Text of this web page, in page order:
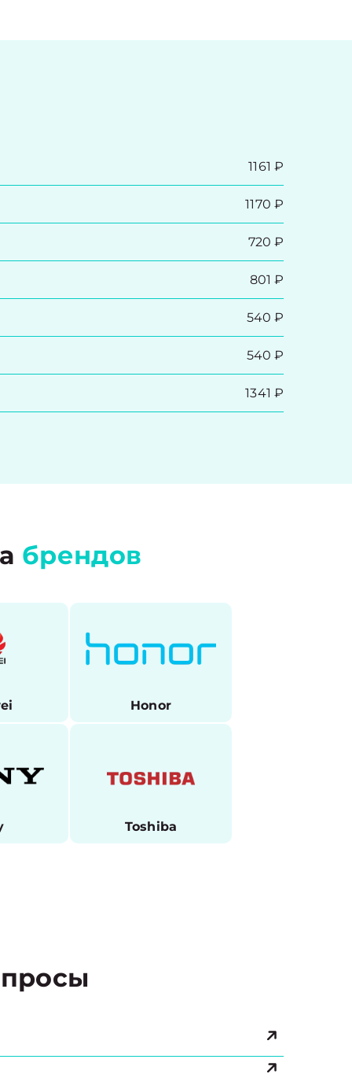
1161 ₽
1170 ₽
720 ₽
801 ₽
540 ₽
540 ₽
1341 ₽
брендов
Honor
Toshiba